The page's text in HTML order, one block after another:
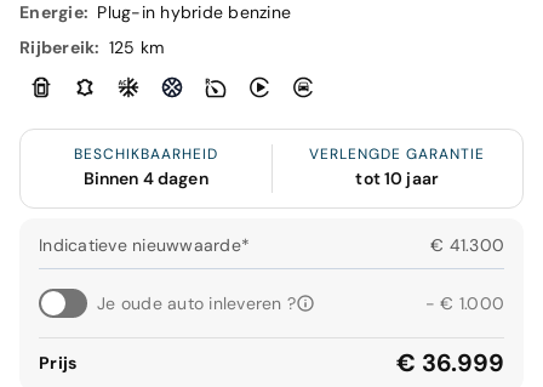
Energie: Plug-in hybride benzine
Rijbereik: 125 km
BESCHIKBAARHEID
Binnen 4 dagen
VERLENGDE GARANTIE
tot 10 jaar
Indicatieve nieuwwaarde* € 41.300
Je oude auto inleveren ? - € 1.000
Prijs € 36.999